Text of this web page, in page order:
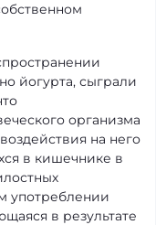
йогурта, сыграли
организма
на него
в кишечнике в
употреблении
в результате